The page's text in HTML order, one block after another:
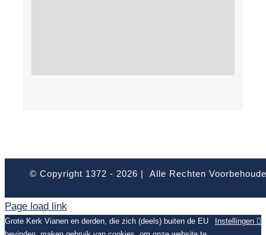
© Copyright 1372 - 2026 | Alle Rechten
Page load link
Grote Kerk Vianen en derden, die zich (deels) buiten de EU
Instellingen